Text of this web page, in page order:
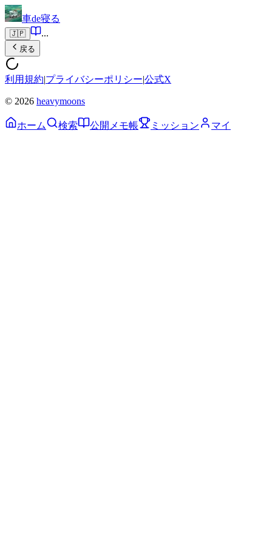
車de寝る
🇯🇵 ...
戻る
利用規約|プライバシーポリシー|公式X
© 2026 heavymoons
ホーム 検索 公開メモ帳 ミッション マイ